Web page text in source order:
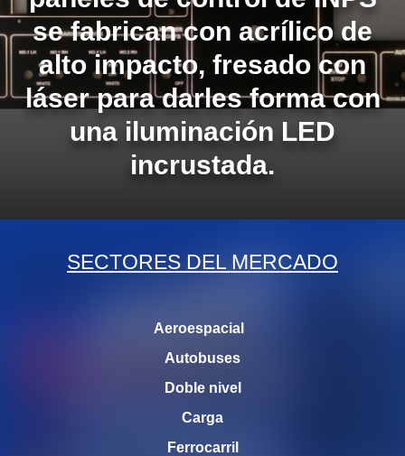
se fabrican con acrílico de
alto impacto, fresado con
láser para darles forma con
una iluminación LED
incrustada.
SECTORES DEL MERCADO
Aeroespacial
Autobuses
Doble nivel
Carga
Ferrocarril